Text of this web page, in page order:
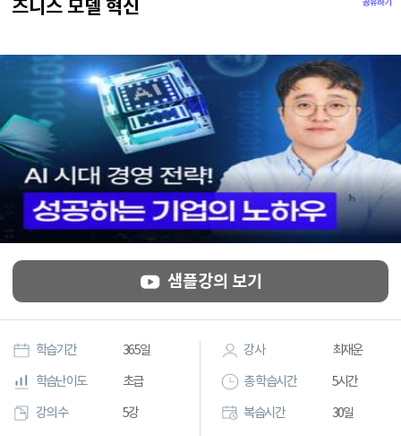
즈니스 모델 혁신
샘플강의 보기
학습기간 365일
학습난이도 초급
강의 수 5강
강사 최재운
총 학습시간 5시간
복습시간 30일